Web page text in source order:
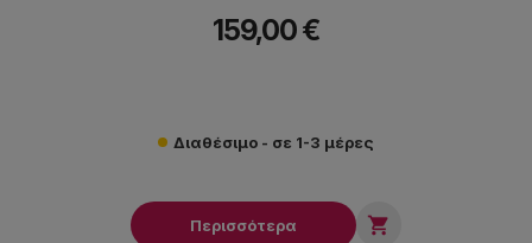
159,00 €
Διαθέσιμο - σε 1-3 μέρες
Περισσότερα 